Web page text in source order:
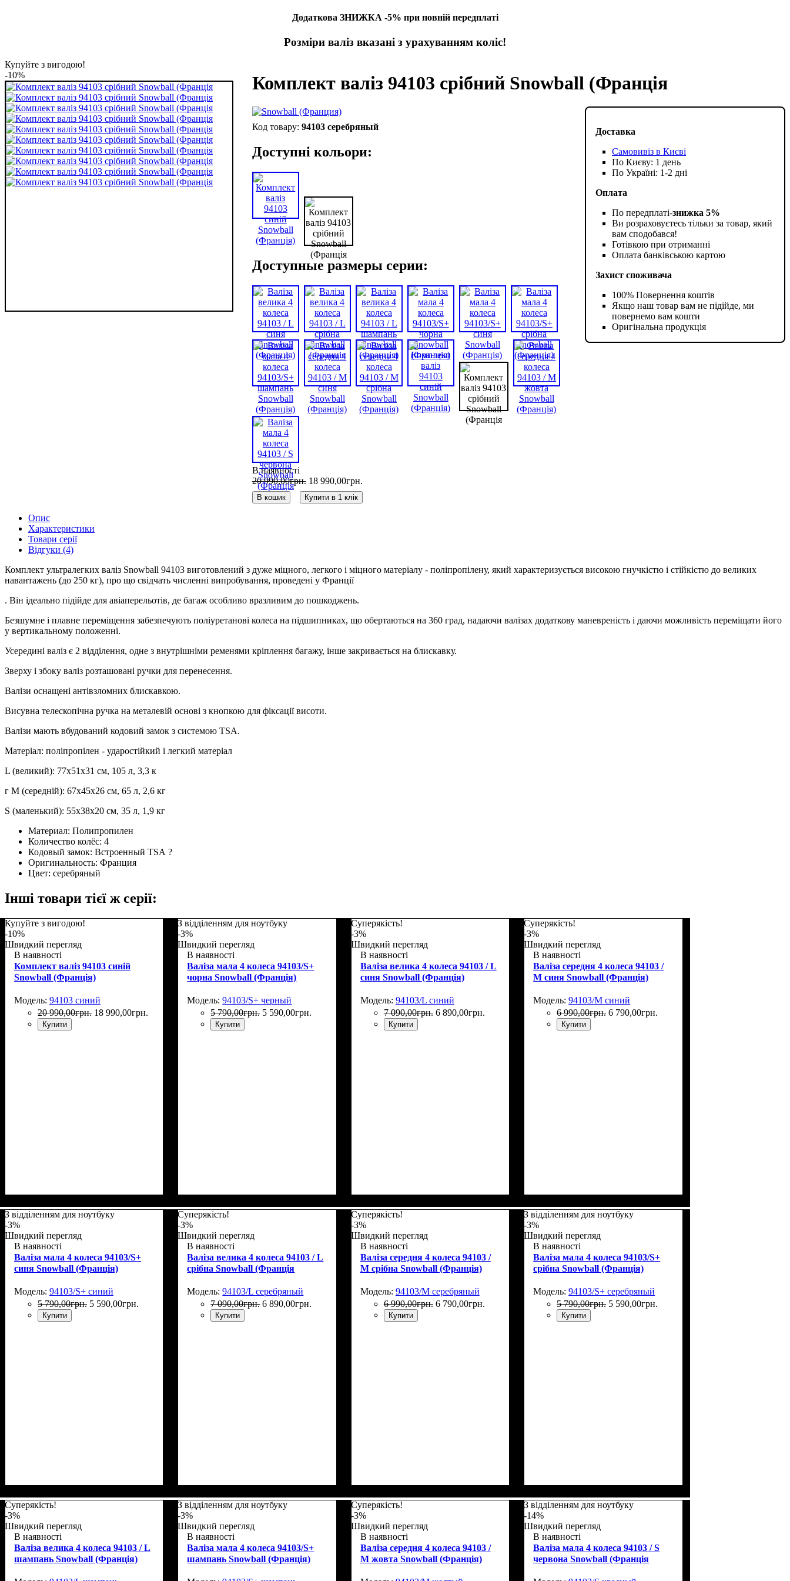
Додаткова ЗНИЖКА -5% при повній передплаті
Розміри валіз вказані з урахуванням коліс!
Купуйте з вигодою!
-10%
Комплект валіз 94103 срібний Snowball (Франція
Доставка
Самовивіз в Києві
По Києву: 1 день
По Україні: 1-2 дні
Оплата
По передплаті-знижка 5%
Ви розраховуєтесь тільки за товар, який
вам сподобався!
Готівкою при отриманні
Оплата банківською картою
Захист споживача
100% Повернення коштів
Якщо наш товар вам не підійде, ми
повернемо вам кошти
Оригінальна продукція
94103 серебряный
Доступні кольори:
Доступные размеры серии:
В наявності
20 990,00грн. 18 990,00грн.
В кошик Купити в 1 клік
Опис
Характеристики
Товари серії
Відгуки (4)
Комплект ультралегких валіз Snowball 94103 виготовлений з дуже міцного, легкого і міцного матеріалу - поліпропілену, який характеризується високою гнучкістю і стійкістю до великих
навантажень (до 250 кг), про що свідчать численні випробування, проведені у Франції
. Він ідеально підійде для авіаперельотів, де багаж особливо вразливим до пошкоджень.
Безшумне і плавне переміщення забезпечують поліуретанові колеса на підшипниках, що обертаються на 360 град, надаючи валізах додаткову маневреність і даючи можливість переміщати його
у вертикальному положенні.
Усередині валіз є 2 відділення, одне з внутрішніми ременями кріплення багажу, інше закривається на блискавку.
Зверху і збоку валіз розташовані ручки для перенесення.
Валізи оснащені антівзломних блискавкою.
Висувна телескопічна ручка на металевій основі з кнопкою для фіксації висоти.
Валізи мають вбудований кодовий замок з системою TSA.
Матеріал: поліпропілен - ударостійкий і легкий матеріал
L (великий): 77х51х31 см, 105 л, 3,3 к
г M (середній): 67х45х26 см, 65 л, 2,6 кг
S (маленький): 55х38х20 см, 35 ​​л, 1,9 кг
Материал: Полипропилен
Количество колёс: 4
Кодовый замок: Встроенный TSA ?
Оригинальность: Франция
Цвет: серебряный
Інші товари тієї ж серії:
Купуйте з вигодою!
-10%
Швидкий перегляд
В наявності
Комплект валіз 94103 синій
Snowball (Франція)
Модель: 94103 синий
20 990,00грн. 18 990,00грн.
Купити
З відділенням для ноутбуку
-3%
Швидкий перегляд
В наявності
Валіза мала 4 колеса 94103/S+
чорна Snowball (Франція)
Модель:94103/S+ черный
5 790,00грн. 5 590,00грн.
Купити
Суперякість!
-3%
Швидкий перегляд
В наявності
Валіза велика 4 колеса 94103 / L
синя Snowball (Франція)
Модель: 94103/L синий
7 090,00грн. 6 890,00грн.
Купити
Суперякість!
-3%
Швидкий перегляд
В наявності
Валіза середня 4 колеса 94103 /
M синя Snowball (Франція)
Модель:94103/M синий
6 990,00грн. 6 790,00грн.
Купити
З відділенням для ноутбуку
-3%
Швидкий перегляд
В наявності
Валіза мала 4 колеса 94103/S+
синя Snowball (Франція)
Модель: 94103/S+ синий
5 790,00грн. 5 590,00грн.
Купити
Суперякість!
-3%
Швидкий перегляд
В наявності
Валіза велика 4 колеса 94103 / L
срібна Snowball (Франція
Модель:94103/L серебряный
7 090,00грн. 6 890,00грн.
Купити
Суперякість!
-3%
Швидкий перегляд
В наявності
Валіза середня 4 колеса 94103 /
M срібна Snowball (Франція)
Модель: 94103/M серебряный
6 990,00грн. 6 790,00грн.
Купити
З відділенням для ноутбуку
-3%
Швидкий перегляд
В наявності
Валіза мала 4 колеса 94103/S+
срібна Snowball (Франція)
Модель:94103/S+ серебряный
5 790,00грн. 5 590,00грн.
Купити
Суперякість!
-3%
Швидкий перегляд
В наявності
Валіза велика 4 колеса 94103 / L
шампань Snowball (Франція)
З відділенням для ноутбуку
-3%
Швидкий перегляд
В наявності
Валіза мала 4 колеса 94103/S+
шампань Snowball (Франція)
Суперякість!
-3%
Швидкий перегляд
В наявності
Валіза середня 4 колеса 94103 /
M жовта Snowball (Франція)
З відділенням для ноутбуку
-14%
Швидкий перегляд
В наявності
Валіза мала 4 колеса 94103 / S
червона Snowball (Франція